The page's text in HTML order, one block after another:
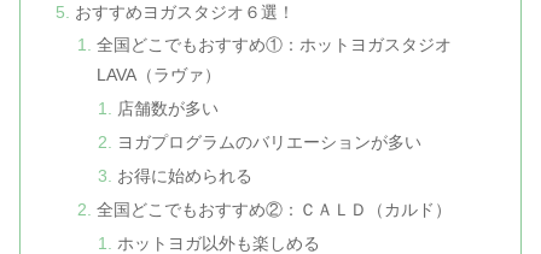
おすすめヨガスタジオ６選！
全国どこでもおすすめ①：ホットヨガスタジオ
LAVA（ラヴァ）
店舗数が多い
ヨガプログラムのバリエーションが多い
お得に始められる
全国どこでもおすすめ②：ＣＡＬＤ（カルド）
ホットヨガ以外も楽しめる